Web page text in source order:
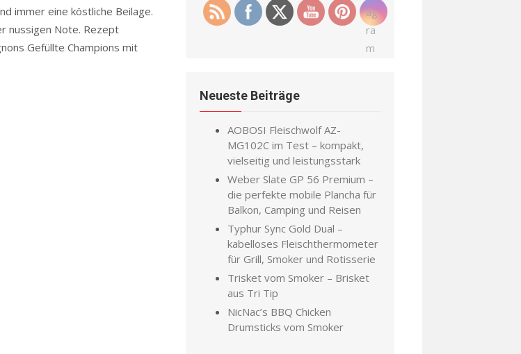
immer eine köstliche Beilage.
nussigen Note. Rezept
Gefüllte Champions mit
Neueste Beiträge
AOBOSI Fleischwolf AZ-
MG102C im Test – kompakt,
vielseitig und leistungsstark
Weber Slate GP 56 Premium –
die perfekte mobile Plancha für
Balkon, Camping und Reisen
Typhur Sync Gold Dual –
kabelloses Fleischthermometer
für Grill, Smoker und Rotisserie
Trisket vom Smoker – Brisket
aus Tri Tip
NicNac’s BBQ Chicken
Drumsticks vom Smoker